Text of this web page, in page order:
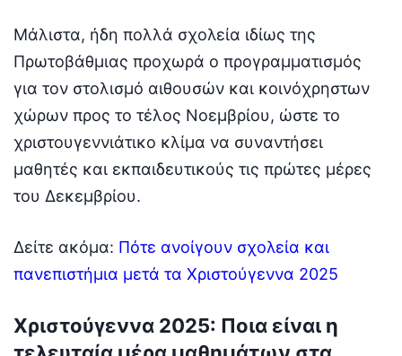
Μάλιστα, ήδη πολλά σχολεία ιδίως της
Πρωτοβάθμιας προχωρά ο προγραμματισμός
για τον στολισμό αιθουσών και κοινόχρηστων
χώρων προς το τέλος Νοεμβρίου, ώστε το
χριστουγεννιάτικο κλίμα να συναντήσει
μαθητές και εκπαιδευτικούς τις πρώτες μέρες
του Δεκεμβρίου.
Δείτε ακόμα: Πότε ανοίγουν σχολεία και
πανεπιστήμια μετά τα Χριστούγεννα 2025
Χριστούγεννα 2025: Ποια είναι η